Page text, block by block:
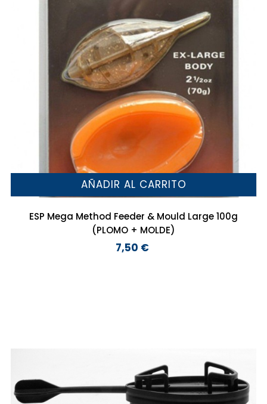
AÑADIR AL CARRITO
ESP Mega Method Feeder & Mould Large 100g
(PLOMO + MOLDE)
Precio
7,50 €